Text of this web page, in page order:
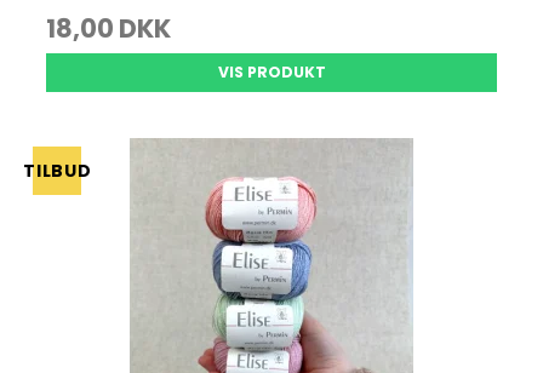
18,00 DKK
VIS PRODUKT
TILBUD